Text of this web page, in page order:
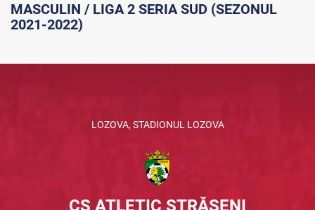
MASCULIN / LIGA 2 SERIA SUD (SEZONUL
2021-2022)
LOZOVA, STADIONUL LOZOVA
CS ATLETIC STRĂȘENI